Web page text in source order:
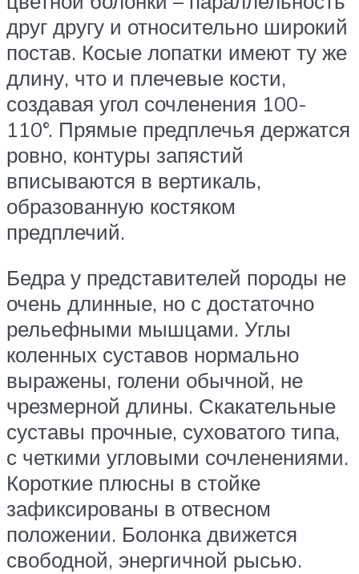
друг другу и относительно широкий
постав. Косые лопатки имеют ту же
длину, что и плечевые кости,
создавая угол сочленения 100-
110°. Прямые предплечья держатся
ровно, контуры запястий
вписываются в вертикаль,
образованную костяком
предплечий.
Бедра у представителей породы не
очень длинные, но с достаточно
рельефными мышцами. Углы
коленных суставов нормально
выражены, голени обычной, не
чрезмерной длины. Скакательные
суставы прочные, суховатого типа,
с четкими угловыми сочленениями.
Короткие плюсны в стойке
зафиксированы в отвесном
положении. Болонка движется
свободной, энергичной рысью.